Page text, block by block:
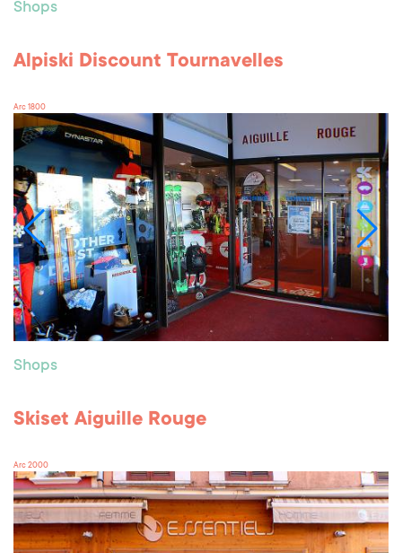
Shops
Alpiski Discount Tournavelles
Arc 1800
Shops
Skiset Aiguille Rouge
Arc 2000